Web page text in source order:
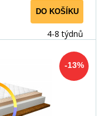
DO KOŠÍKU
4-8 týdnů
-13%